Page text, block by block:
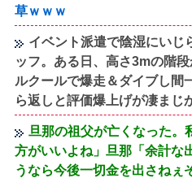
草ｗｗｗ
イベント派遣で陰湿にいじ
ッフ。ある日、高さ3mの階
ルクールで爆走＆ダイブし間
ら返しと評価爆上げが凄まじ
旦那の祖父が亡くなった。
方がいいよね」旦那「余計な
うなら今後一切金を出さねぇ